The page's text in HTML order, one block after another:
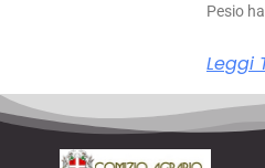
Pesio
Leggi